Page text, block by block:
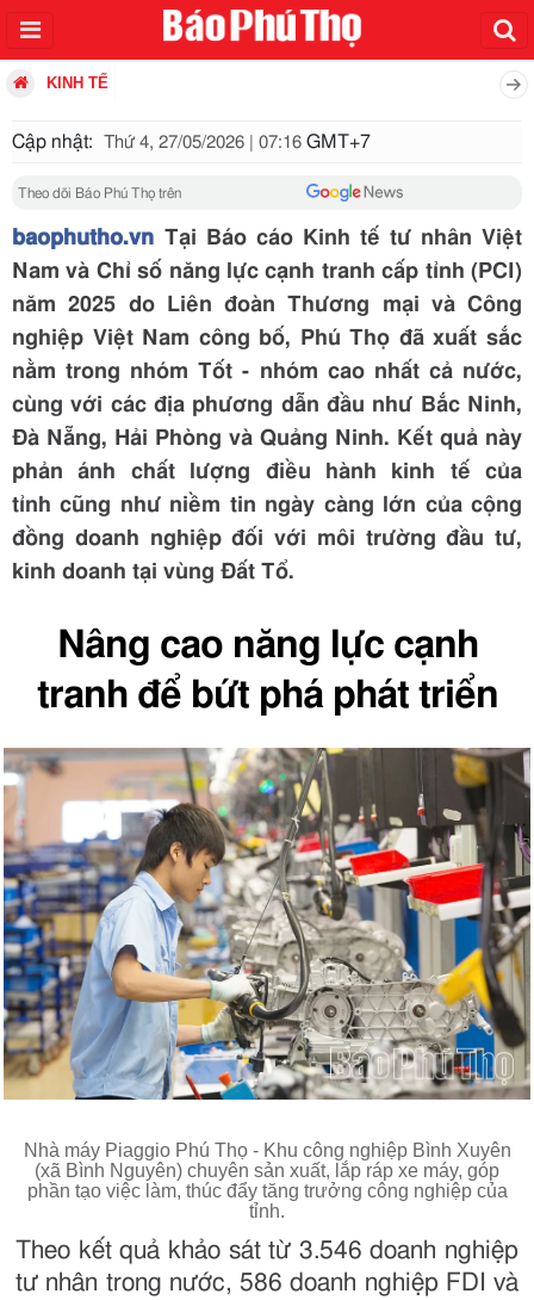
KINH TẾ
Cập nhật: Thứ 4, 27/05/2026 | 07:16 GMT+7
Theo dõi Báo Phú Thọ trên
baophutho.vn Tại Báo cáo Kinh tế tư nhân Việt
Nam và Chỉ số năng lực cạnh tranh cấp tỉnh (PCI)
năm 2025 do Liên đoàn Thương mại và Công
nghiệp Việt Nam công bố, Phú Thọ đã xuất sắc
nằm trong nhóm Tốt - nhóm cao nhất cả nước,
cùng với các địa phương dẫn đầu như Bắc Ninh,
Đà Nẵng, Hải Phòng và Quảng Ninh. Kết quả này
phản ánh chất lượng điều hành kinh tế của
tỉnh cũng như niềm tin ngày càng lớn của cộng
đồng doanh nghiệp đối với môi trường đầu tư,
kinh doanh tại vùng Đất Tổ.
Nâng cao năng lực cạnh
tranh để bứt phá phát triển
Nhà máy Piaggio Phú Thọ - Khu công nghiệp Bình Xuyên
(xã Bình Nguyên) chuyên sản xuất, lắp ráp xe máy, góp
phần tạo việc làm, thúc đẩy tăng trưởng công nghiệp của
tỉnh.
Theo kết quả khảo sát từ 3.546 doanh nghiệp
tư nhân trong nước, 586 doanh nghiệp FDI và